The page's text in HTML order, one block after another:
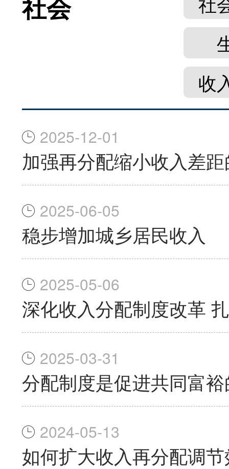
收
2025-12-01
加强再分配缩小收入差
2025-06-05
稳步增加城乡居民收入
2025-05-06
深化收入分配制度改革
2025-03-31
分配制度是促进共同富
2024-05-13
如何扩大收入再分配调